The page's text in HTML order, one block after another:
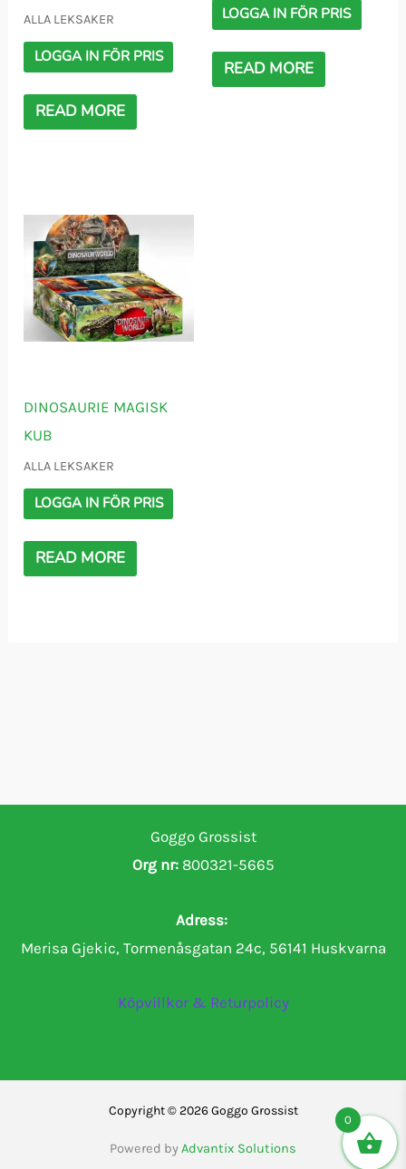
ALLA LEKSAKER
LOGGA IN FÖR PRIS
READ MORE
LOGGA IN FÖR PRIS
READ MORE
DINOSAURIE MAGISK
KUB
ALLA LEKSAKER
LOGGA IN FÖR PRIS
READ MORE
Goggo Grossist
Org nr:800321-5665
Adress:
Merisa Gjekic, Tormenåsgatan 24c, 56141 Huskvarna
Köpvillkor & Returpolicy
Copyright © 2026 Goggo Grossist
Powered byAdvantix Solutions
0